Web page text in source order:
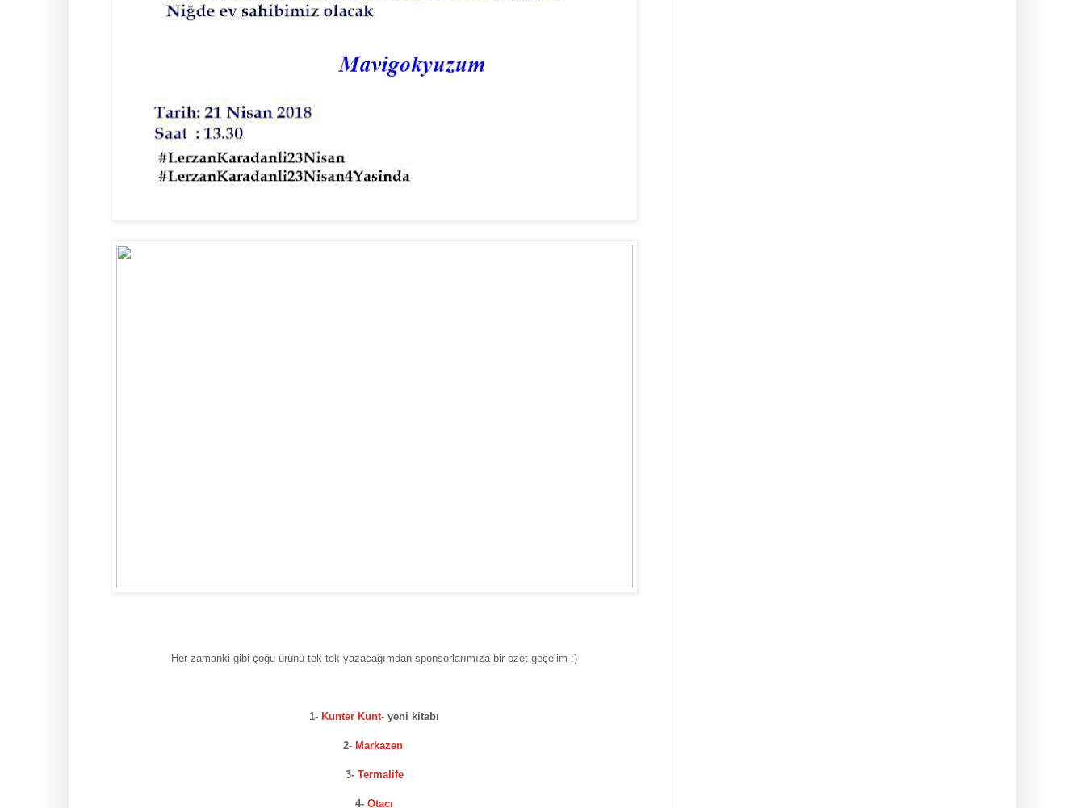
Her zamanki gibi çoğu ürünü tek tek yazacağımdan sponsorlarımıza bir özet geçelim :)
1- Kunter Kunt- yeni kitabı
2- Markazen
3-Termalife
4- Otacı